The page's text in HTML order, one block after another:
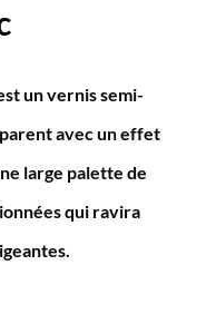
un vernis semi-
avec un effet
large palette de
qui ravira